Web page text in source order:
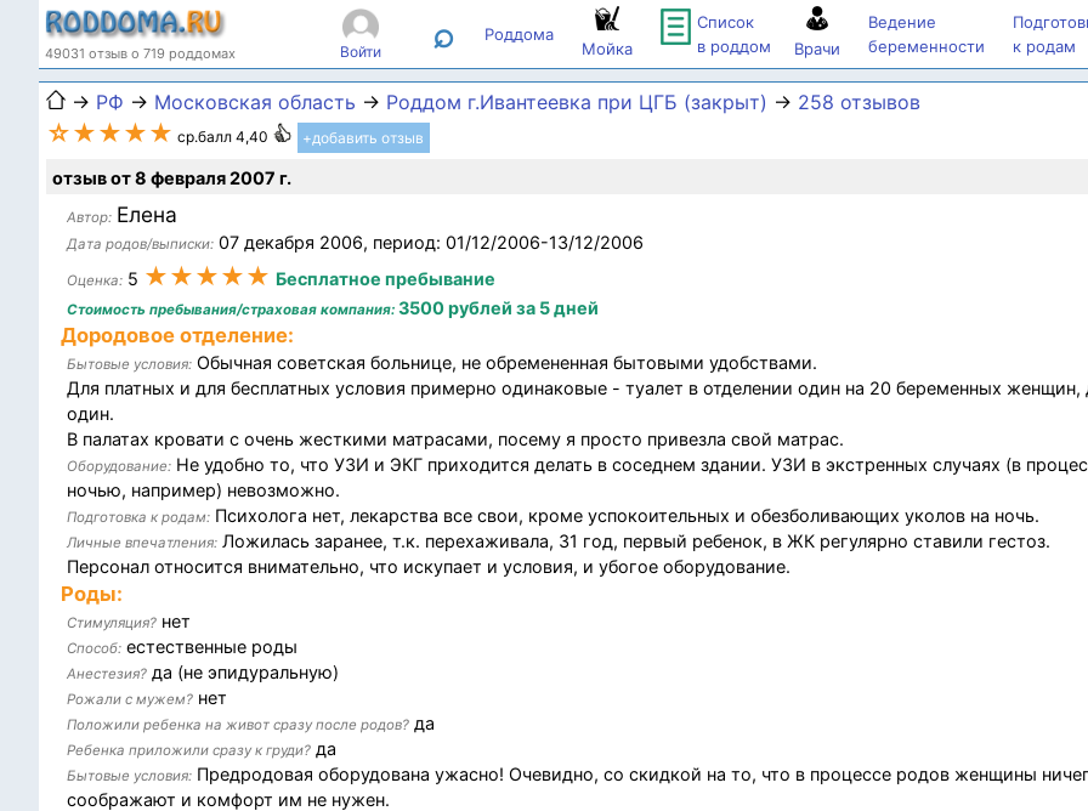
49031 отзыв о 719 роддомах Войти ⌕ Роддома
Мойка
Список
в роддом
Врачи
Ведение
беременности
к родам
→ РФ → Московская область → Роддом г.Ивантеевка при ЦГБ (закрыт) → 258 отзывов
☆★★★★ ср.балл 4,40 +добавить отзыв
отзыв от 8 февраля 2007 г.
Автор: Елена
Дата родов/выписки: 07 декабря 2006, период: 01/12/2006-13/12/2006
Оценка: 5 ★★★★★ Бесплатное пребывание
Стоимость пребывания/страховая компания: 3500 рублей за 5 дней
Дородовое отделение:
Бытовые условия: Обычная советская больнице, не обремененная бытовыми удобствами.
Для платных и для бесплатных условия примерно одинаковые - туалет в отделении один на 20 беременных
один.
В палатах кровати с очень жесткими матрасами, посему я просто привезла свой матрас.
Оборудование: Не удобно то, что УЗИ и ЭКГ приходится делать в соседнем здании. УЗИ в экстренных случаях (в
ночью, например) невозможно.
Подготовка к родам: Психолога нет, лекарства все свои, кроме успокоительных и обезболивающих уколов на ночь.
Личные впечатления: Ложилась заранее, т.к. перехаживала, 31 год, первый ребенок, в ЖК регулярно ставили гестоз.
Персонал относится внимательно, что искупает и условия, и убогое оборудование.
Роды:
Стимуляция? нет
Способ: естественные роды
Анестезия? да (не эпидуральную)
Рожали с мужем? нет
Положили ребенка на живот сразу после родов? да
Ребенка приложили сразу к груди? да
Бытовые условия: Предродовая оборудована ужасно! Очевидно, со скидкой на то, что в процессе родов женщины
соображают и комфорт им не нужен.